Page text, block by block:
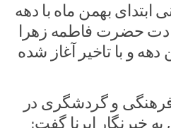
ابتدای بهمن ماه با دهه
حضرت فاطمه زهرا
دهه و با تاخیر آغاز شده
و گردشگری در
خبرنگار ایرنا گفت: